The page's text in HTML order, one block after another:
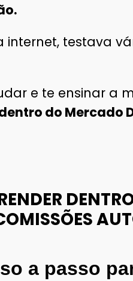
testava
e te ensinar a
do Mercado
a passo